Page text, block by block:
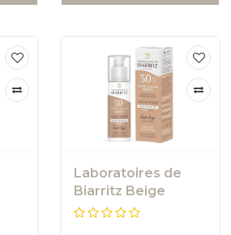
Laboratoires de
Biarritz Beige
Tinted Face